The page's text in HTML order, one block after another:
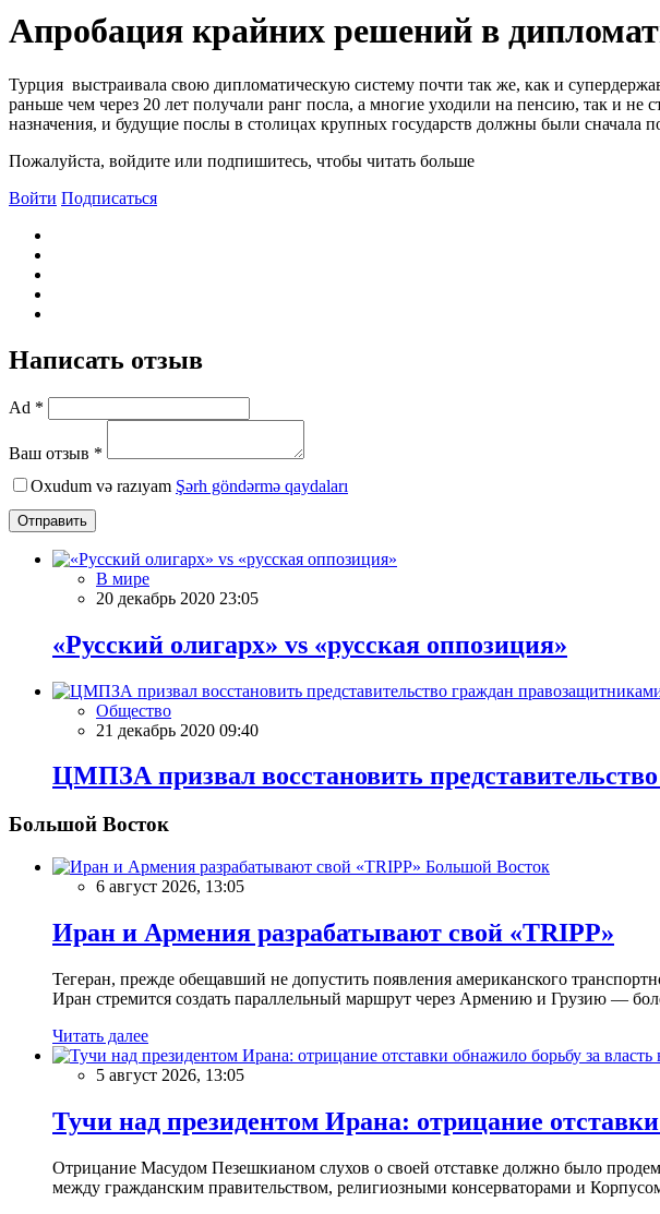
Апробация крайних решений в
Турция выстраивала свою дипломатическую систему почти так же, как и
раньше чем через 20 лет получали ранг посла, а многие уходили на пенсию, так и не
назначения, и будущие послы в столицах крупных государств должны были сначала
Пожалуйста, войдите или подпишитесь, чтобы читать больше
Войти Подписаться
Написать отзыв
Ad *
Ваш отзыв *
Oxudum və razıyam Şərh göndərmə qaydaları
Отправить
В мире
20 декабрь 2020 23:05
«Русский олигарх» vs «русская оппозиция»
Общество
21 декабрь 2020 09:40
ЦМПЗА призвал восстановить
Большой Восток
Большой Восток
6 август 2026, 13:05
Иран и Армения разрабатывают свой «TRIPP»
Тегеран, прежде обещавший не допустить появления американского
Иран стремится создать параллельный маршрут через Армению и Грузию —
Читать далее
5 август 2026, 13:05
Тучи над президентом Ирана: отрицание
Отрицание Масудом Пезешкианом слухов о своей отставке должно было
между гражданским правительством, религиозными консерваторами и